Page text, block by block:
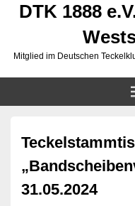
DTK 1888
Mitglied im Deutschen
31.05.2024